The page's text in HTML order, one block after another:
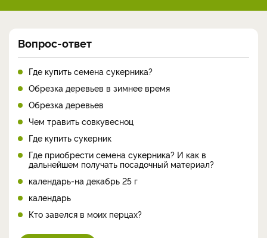
Вопрос-ответ
Где купить семена сукерника?
Обрезка деревьев в зимнее время
Обрезка деревьев
Чем травить совкувесноц
Где купить сукерник
Где приобрести семена сукерника? И как в
дальнейшем получать посадочный материал?
календарь-на декабрь 25 г
календарь
Кто завелся в моих перцах?